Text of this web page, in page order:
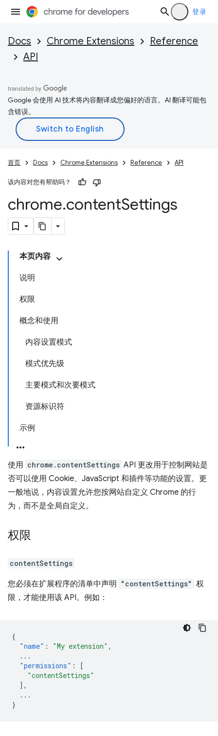
登录
Docs Chrome Extensions
Reference
API
Google 会使用 AI 技术将内容翻译成您偏好的语言。AI 翻译可能包
含错误。
首页 Docs Chrome Extensions Reference API
该内容对您有帮助吗？
chrome.contentSettings
本页内容
说明
权限
概念和使用
内容设置模式
模式优先级
主要模式和次要模式
资源标识符
示例
使用 chrome.contentSettings API 更改用于控制网站是
否可以使用 Cookie、JavaScript 和插件等功能的设置。更
一般地说，内容设置允许您按网站自定义 Chrome 的行
为，而不是全局自定义。
权限
contentSettings
您必须在扩展程序的清单中声明 "contentSettings" 权
限，才能使用该 API。例如：
{
"name" : "My extension" ,
...
"permissions" :
[
"contentSettings"
],
...
}